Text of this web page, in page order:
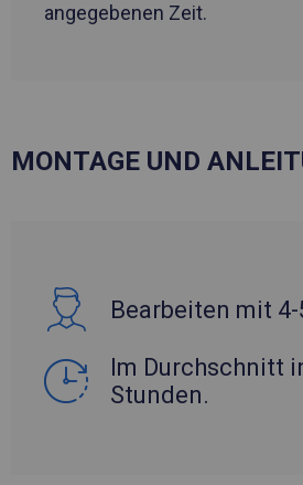
angegebenen Zeit.
MONTAGE UND
Bearbeiten mit
Im Durchschnitt
Stunden.